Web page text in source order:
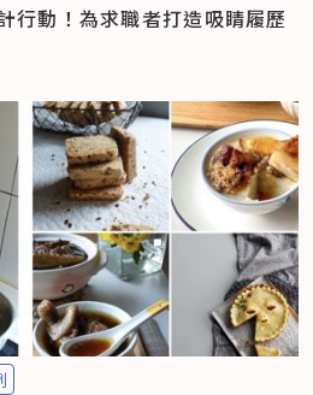
行動！為求職者打造吸睛履歷